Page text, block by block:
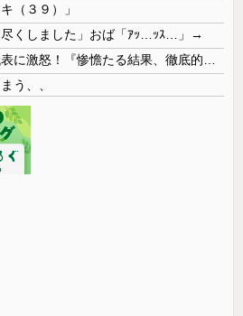
（３９）」
尽くしました」おば「ｱｯ…ｯｽ…」→
う、、